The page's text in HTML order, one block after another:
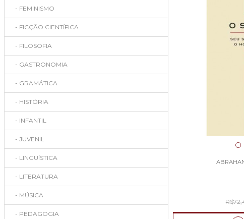
- FEMINISMO
- FICÇÃO CIENTÍFICA
- FILOSOFIA
- GASTRONOMIA
- GRAMÁTICA
- HISTÓRIA
- INFANTIL
- JUVENIL
- LINGUÍSTICA
- LITERATURA
- MÚSICA
- PEDAGOGIA
O